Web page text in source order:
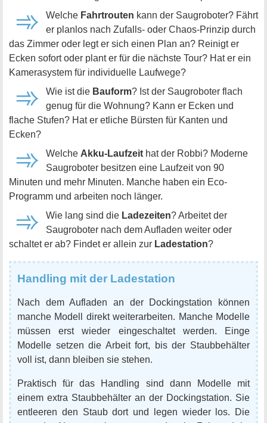
Welche Fahrtrouten kann der Saugroboter? Fährt
er planlos nach Zufalls- oder Chaos-Prinzip durch
das Zimmer oder legt er sich einen Plan an? Reinigt er
Ecken sofort oder plant er für die nächste Tour? Hat er ein
Kamerasystem für individuelle Laufwege?
Wie ist die Bauform? Ist der Saugroboter flach
genug für die Wohnung? Kann er Ecken und
flache Stufen? Hat er etliche Bürsten für Kanten und
Ecken?
Welche Akku-Laufzeit hat der Robbi? Moderne
Saugroboter besitzen eine Laufzeit von 90
Minuten und mehr Minuten. Manche haben ein Eco-
Programm und arbeiten noch länger.
Wie lang sind die Ladezeiten? Arbeitet der
Saugroboter nach dem Aufladen weiter oder
schaltet er ab? Findet er allein zur Ladestation?
Handling mit der Ladestation
Nach dem Aufladen an der Dockingstation können
manche Modell direkt weiterarbeiten. Manche Modelle
müssen erst wieder eingeschaltet werden. Einge
Modelle setzen die Arbeit fort, bis der Staubbehälter
voll ist, dann bleiben sie stehen.
Praktisch für das Handling sind dann Modelle mit
einem extra Staubbehälter an der Dockingstation. Sie
entleeren den Staub dort und legen wieder los. Die